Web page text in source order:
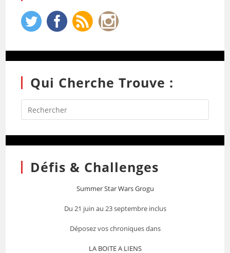
Qui Cherche Trouve :
Défis & Challenges
Summer Star Wars Grogu
Du 21 juin au 23 septembre inclus
Déposez vos chroniques dans
LA BOITE A LIENS